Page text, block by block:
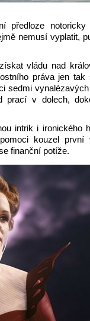
předloze notoricky
nemusí vyplatit,
vládu nad
práva jen tak
sedmi vynalézavých
prací v dolech,
intrik i ironického
kouzel první
finanční potíže.